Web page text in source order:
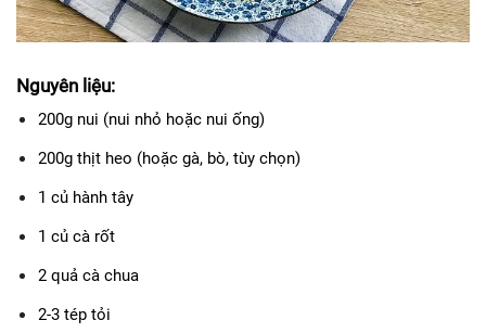
Nguyên liệu:
200g nui (nui nhỏ hoặc nui ống)
200g thịt heo (hoặc gà, bò, tùy chọn)
1 củ hành tây
1 củ cà rốt
2 quả cà chua
2-3 tép tỏi